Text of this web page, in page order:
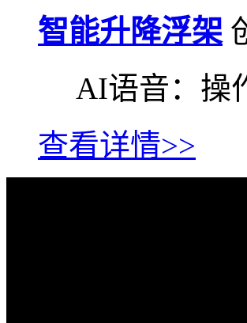
智能升降浮架
AI语音：操
查看详情>>